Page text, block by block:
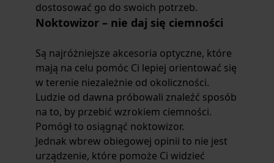
dostosować go do swoich potrzeb.
Noktowizor – nie daj się ciemności
Są najróżniejsze akcesoria optyczne, które
mają na celu pomóc Ci lepiej orientować się
w terenie niezależnie od okoliczności.
Ludzie od dawna próbowali znaleźć sposób
na to, by przebić wzrokiem ciemności.
Pomógł to osiągnąć noktowizor.
Jednak wbrew obiegowej opinii to nie jest
urządzenie, które pomoże Ci widzieć